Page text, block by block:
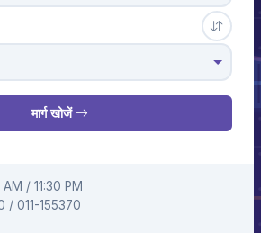
मार्ग खोजें
/ 11:30 PM
/ 011-155370